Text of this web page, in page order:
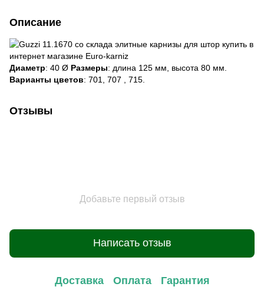
Описание
Диаметр: 40 Ø Размеры: длина 125 мм, высота 80 мм.
Варианты цветов: 701, 707 , 715.
Отзывы
Добавьте первый отзыв
Написать отзыв
Доставка Оплата Гарантия